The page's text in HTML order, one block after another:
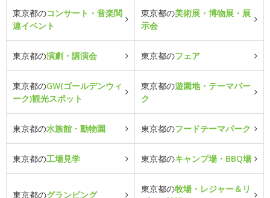
東京都のコンサート・音楽関
連イベント
東京都の美術展・博物展・展
示会
東京都の演劇・講演会 東京都のフェア
東京都のGW(ゴールデンウィ
ーク)観光スポット
東京都の遊園地・テーマパー
ク
東京都の水族館・動物園 東京都のフードテーマパーク
東京都の工場見学 東京都のキャンプ場・BBQ場
東京都のグランピング
東京都の牧場・レジャー＆リ